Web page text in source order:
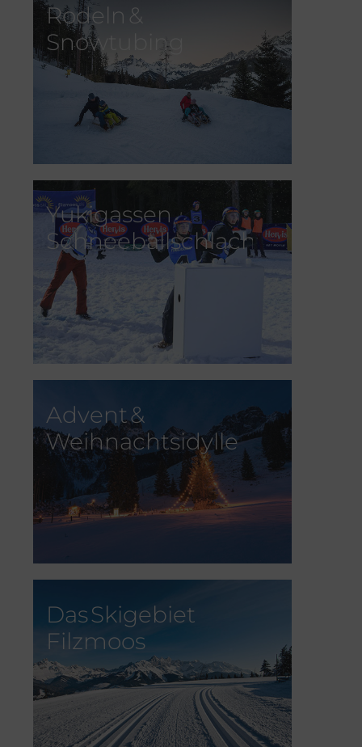
Rodeln &
Snowtubing
Yukigassen
Schneeballschlacht
Advent &
Weihnachtsidylle
Das Skigebiet
Filzmoos